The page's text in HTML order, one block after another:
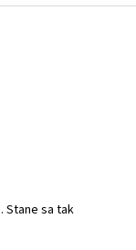
Stane sa tak